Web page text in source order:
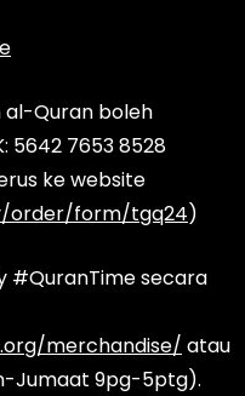
al-Quran boleh
5642 7653 8528
ke website
order/form/tgq24)
#QuranTime secara
merchandise/ atau
Jumaat 9pg-5ptg).